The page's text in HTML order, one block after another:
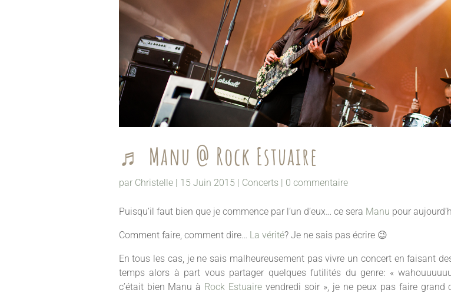
♬ Manu @ Rock Estuaire
par Christelle| 15 Juin 2015 | Concerts | 0 commentaire
Puisqu’il faut bien que je commence par l’un d’eux… ce sera Manu pour
Comment faire, comment dire… La vérité? Je ne sais pas écrire 😉
En tous les cas, je ne sais malheureusement pas vivre un concert en faisant
temps alors à part vous partager quelques futilités du genre: «
c’était bien Manu à Rock Estuaire vendredi soir », je ne peux pas faire grand